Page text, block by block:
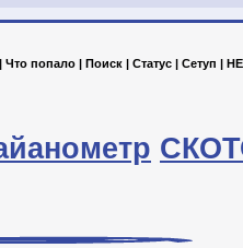
| Что попало | Поиск | Статус | Сетуп |